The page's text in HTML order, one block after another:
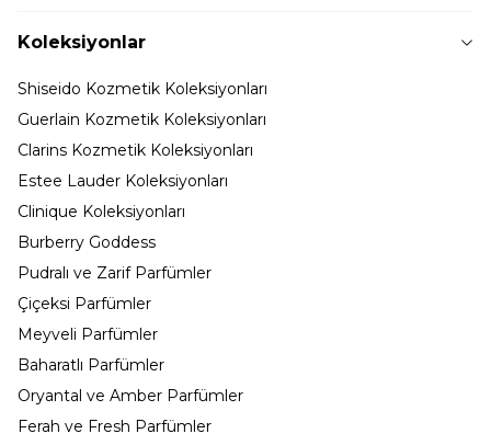
Koleksiyonlar
Shiseido Kozmetik Koleksiyonları
Guerlain Kozmetik Koleksiyonları
Clarins Kozmetik Koleksiyonları
Estee Lauder Koleksiyonları
Clinique Koleksiyonları
Burberry Goddess
Pudralı ve Zarif Parfümler
Çiçeksi Parfümler
Meyveli Parfümler
Baharatlı Parfümler
Oryantal ve Amber Parfümler
Ferah ve Fresh Parfümler